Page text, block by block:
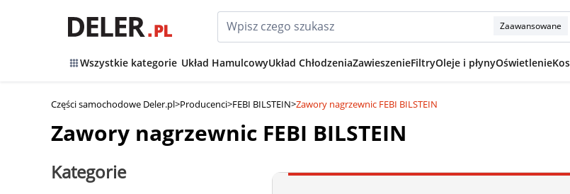
Zaawansowane
Wszystkie kategorie Układ HamulcowyUkład ChłodzeniaZawieszenieFiltryOleje i płynyOświetlenie
Części samochodowe Deler.pl>Producenci>FEBI BILSTEIN>Zawory nagrzewnic FEBI BILSTEIN
Zawory nagrzewnic FEBI BILSTEIN
Kategorie